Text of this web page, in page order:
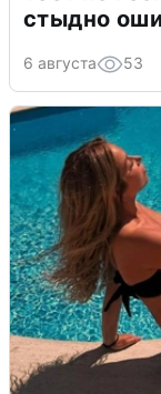
стыдно
6 августа 53